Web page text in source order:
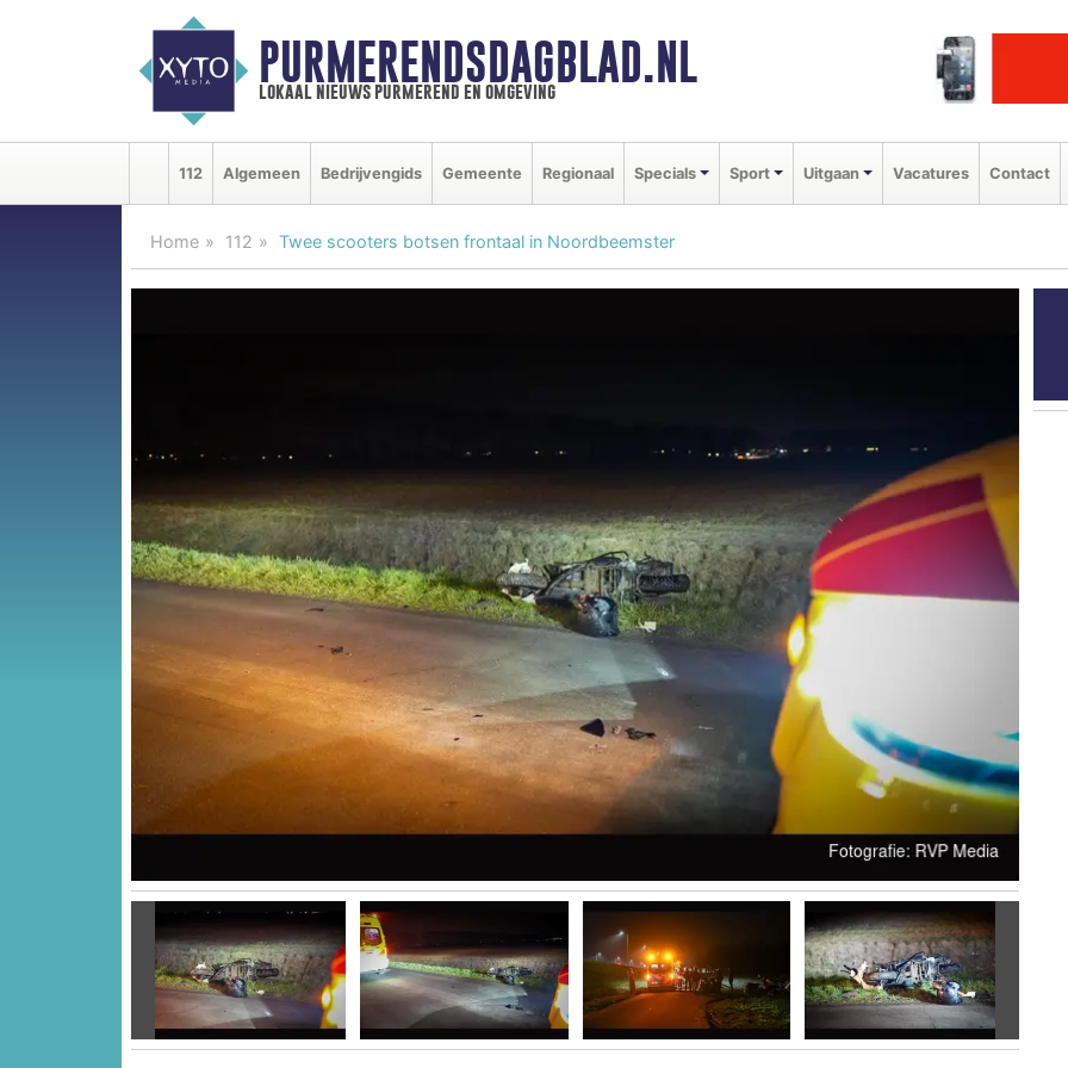
PURMERENDSDAGBLAD.NL
lokaal nieuws purmerend en omgeving
112 Algemeen Bedrijvengids Gemeente Regionaal Specials Sport Uitgaan Vacatures Contact
Home 112 Twee scooters botsen frontaal in Noordbeemster
Vorige